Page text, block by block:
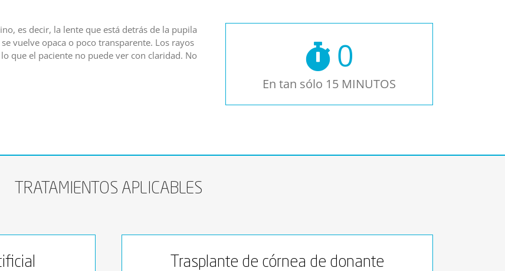
es decir, la lente que está detrás de la pupila
vuelve opaca o poco transparente. Los rayos
que el paciente no puede ver con claridad. No
0
En tan sólo 15 MINUTOS
TRATAMIENTOS APLICABLES
Trasplante de córnea de donante